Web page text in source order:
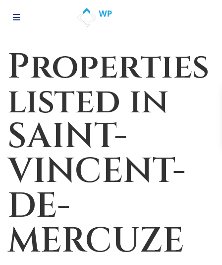
Properties
listed in
SAINT-
VINCENT-
DE-
MERCUZE